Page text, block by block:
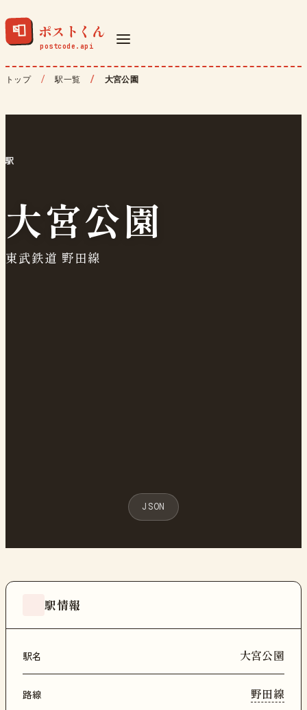
📮 ポストくん
トップ 駅一覧 大宮公園
駅
大宮公園
東武鉄道 野田線
JSON
駅情報
駅名 大宮公園
路線 野田線